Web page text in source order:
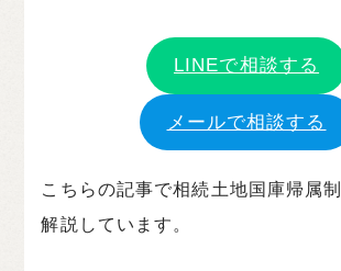
LINEで相談する
メールで相談する
こちらの記事で相続土地国庫帰属
解説しています。